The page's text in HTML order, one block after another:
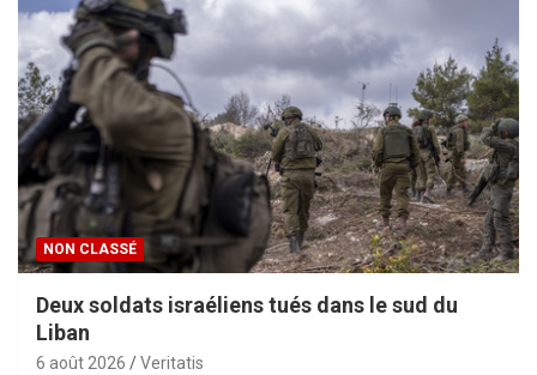
NON CLASSÉ
Deux soldats israéliens tués dans le sud du
Liban
6 août 2026 Veritatis